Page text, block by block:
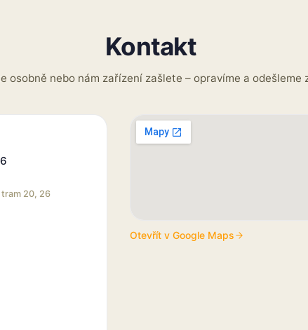
Kontakt
osobně nebo nám zařízení zašlete – opravíme a odešleme
tram 20, 26
Otevřít v Google Maps